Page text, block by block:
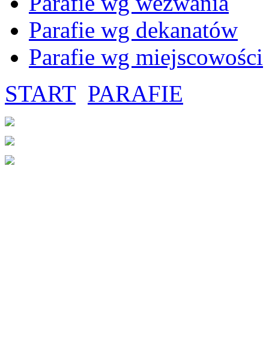
Parafie wg dekanatów
Parafie wg miejscowości
START PARAFIE